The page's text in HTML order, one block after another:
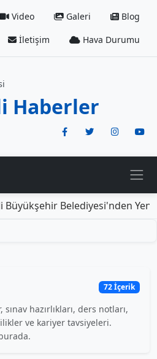
Video Galeri
Blog
İletişim Hava Durumu
Haberler
Belediyesi'nden Yeni
72 İçerik
hazırlıkları, ders notları,
ve kariyer tavsiyeleri.